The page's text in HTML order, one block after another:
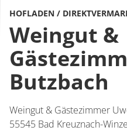
HOFLADEN /
Weingut &
Butzbach
Weingut & Gästezimmer
55545 Bad Kreuznach-